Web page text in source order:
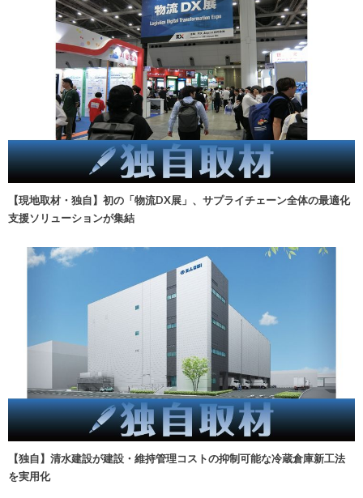
【現地取材・独自】初の「物流DX展」、サプライチェーン全体の最適化
支援ソリューションが集結
【独自】清水建設が建設・維持管理コストの抑制可能な冷蔵倉庫新工法
を実用化